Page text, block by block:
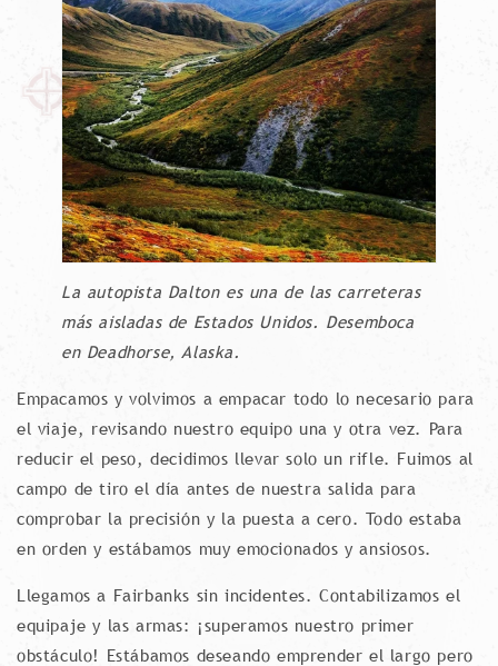
La autopista Dalton es una de las carreteras
más aisladas de Estados Unidos. Desemboca
en Deadhorse, Alaska.
Empacamos y volvimos a empacar todo lo necesario para
el viaje, revisando nuestro equipo una y otra vez. Para
reducir el peso, decidimos llevar solo un rifle. Fuimos al
campo de tiro el día antes de nuestra salida para
comprobar la precisión y la puesta a cero. Todo estaba
en orden y estábamos muy emocionados y ansiosos.
Llegamos a Fairbanks sin incidentes. Contabilizamos el
equipaje y las armas: ¡superamos nuestro primer
obstáculo! Estábamos deseando emprender el largo pero